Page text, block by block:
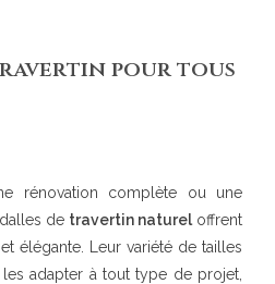
pour tous
rénovation complète ou une
de travertin naturel offrent
élégante. Leur variété de tailles
adapter à tout type de projet,